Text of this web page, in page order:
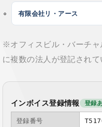
有限会社リ・アース
※オフィスビル・バーチ
に複数の法人が登記されて
インボイス登録情報 登録
登録番号